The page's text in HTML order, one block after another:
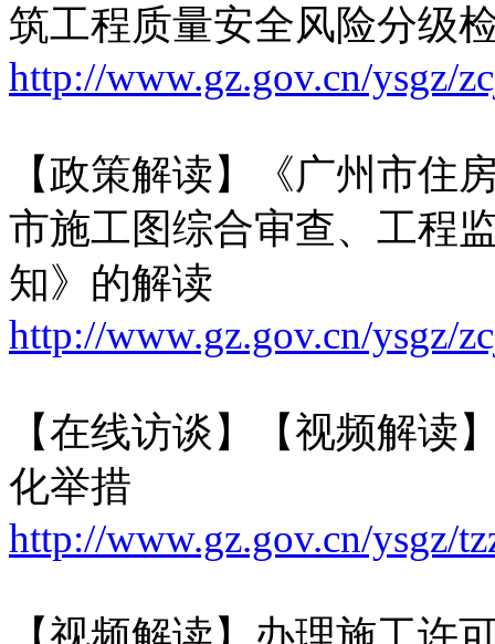
筑工程质量安全风险分级
http://www.gz.gov.cn/ysgz/
【政策解读】《广州市住
市施工图综合审查、工程
知》的解读
http://www.gz.gov.cn/ysgz/
【在线访谈】【视频解读
化举措
http://www.gz.gov.cn/ysgz/